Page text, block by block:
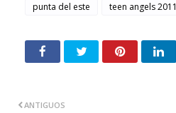
punta del este
teen angels 2011
ANTIGUOS